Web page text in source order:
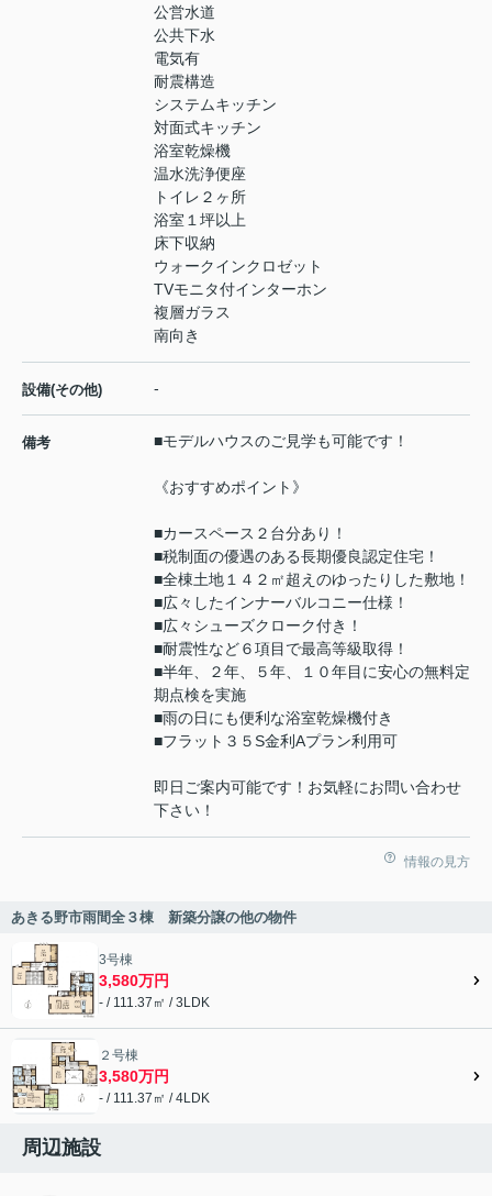
公営水道
公共下水
電気有
耐震構造
システムキッチン
対面式キッチン
浴室乾燥機
温水洗浄便座
トイレ２ヶ所
浴室１坪以上
床下収納
ウォークインクロゼット
TVモニタ付インターホン
複層ガラス
南向き
設備(その他) -
備考 ■モデルハウスのご見学も可能です！
《おすすめポイント》
■カースペース２台分あり！
■税制面の優遇のある長期優良認定住宅！
■全棟土地１４２㎡超えのゆったりした敷地！
■広々したインナーバルコニー仕様！
■広々シューズクローク付き！
■耐震性など６項目で最高等級取得！
■半年、２年、５年、１０年目に安心の無料定
期点検を実施
■雨の日にも便利な浴室乾燥機付き
■フラット３５S金利Aプラン利用可
即日ご案内可能です！お気軽にお問い合わせ
下さい！
情報の見方
あきる野市雨間全３棟 新築分譲の他の物件
3号棟
3,580万円
- / 111.37㎡ / 3LDK
２号棟
3,580万円
- / 111.37㎡ / 4LDK
周辺施設